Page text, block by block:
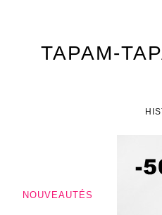
TAPAM-
ALLER AU CONTENU
ALLER AU
NOUVEAUTÉS